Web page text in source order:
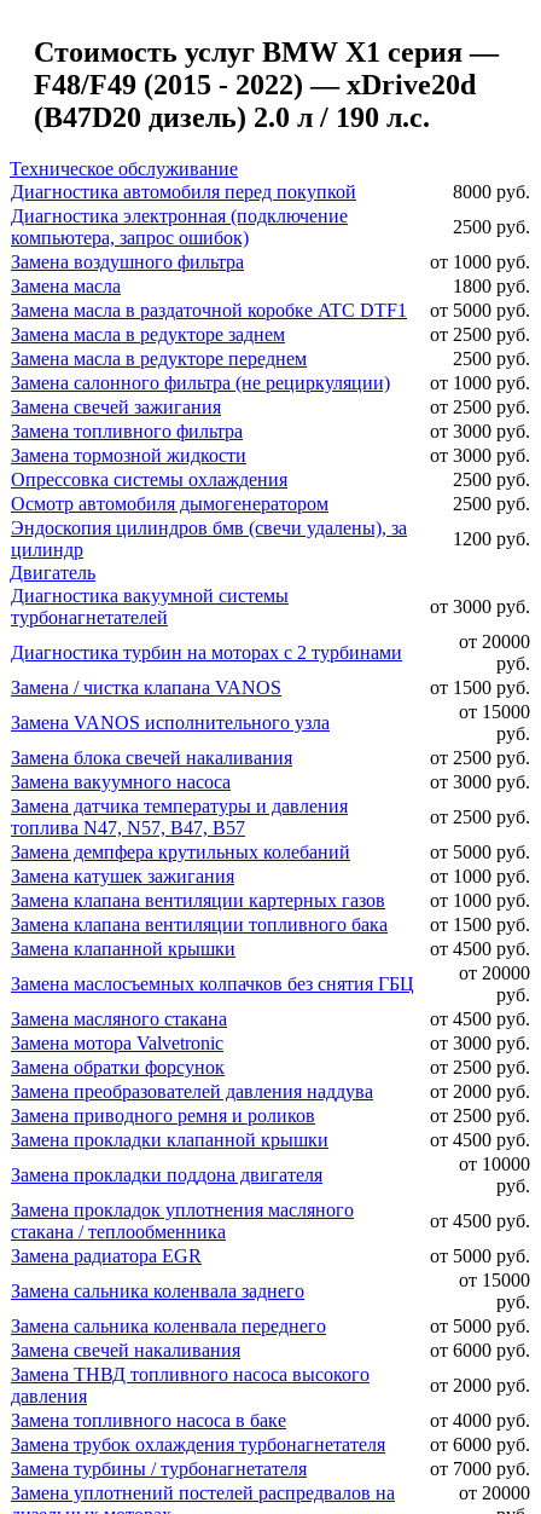
Стоимость услуг BMW X1 серия —
F48/F49 (2015 - 2022) — xDrive20d
(B47D20 дизель) 2.0 л / 190 л.с.
Техническое обслуживание
Диагностика автомобиля перед покупкой
8000 руб.
Диагностика электронная (подключение
компьютера, запрос ошибок)
2500 руб.
Замена воздушного фильтра
от 1000 руб.
Замена масла
1800 руб.
Замена масла в раздаточной коробке ATC DTF1
от 5000 руб.
Замена масла в редукторе заднем
от 2500 руб.
Замена масла в редукторе переднем
2500 руб.
Замена салонного фильтра (не рециркуляции)
от 1000 руб.
Замена свечей зажигания
от 2500 руб.
Замена топливного фильтра
от 3000 руб.
Замена тормозной жидкости
от 3000 руб.
Опрессовка системы охлаждения
2500 руб.
Осмотр автомобиля дымогенератором
2500 руб.
Эндоскопия цилиндров бмв (свечи удалены), за
цилиндр
1200 руб.
Двигатель
Диагностика вакуумной системы
турбонагнетателей
от 3000 руб.
Диагностика турбин на моторах с 2 турбинами
от 20000
руб.
Замена / чистка клапана VANOS
от 1500 руб.
Замена VANOS исполнительного узла
от 15000
руб.
Замена блока свечей накаливания
от 2500 руб.
Замена вакуумного насоса
от 3000 руб.
Замена датчика температуры и давления
топлива N47, N57, B47, B57
от 2500 руб.
Замена демпфера крутильных колебаний
от 5000 руб.
Замена катушек зажигания
от 1000 руб.
Замена клапана вентиляции картерных газов
от 1000 руб.
Замена клапана вентиляции топливного бака
от 1500 руб.
Замена клапанной крышки
от 4500 руб.
Замена маслосъемных колпачков без снятия ГБЦ
от 20000
руб.
Замена масляного стакана
от 4500 руб.
Замена мотора Valvetronic
от 3000 руб.
Замена обратки форсунок
от 2500 руб.
Замена преобразователей давления наддува
от 2000 руб.
Замена приводного ремня и роликов
от 2500 руб.
Замена прокладки клапанной крышки
от 4500 руб.
Замена прокладки поддона двигателя
от 10000
руб.
Замена прокладок уплотнения масляного
стакана / теплообменника
от 4500 руб.
Замена радиатора EGR
от 5000 руб.
Замена сальника коленвала заднего
от 15000
руб.
Замена сальника коленвала переднего
от 5000 руб.
Замена свечей накаливания
от 6000 руб.
Замена ТНВД топливного насоса высокого
давления
от 2000 руб.
Замена топливного насоса в баке
от 4000 руб.
Замена трубок охлаждения турбонагнетателя
от 6000 руб.
Замена турбины / турбонагнетателя
от 7000 руб.
Замена уплотнений постелей распредвалов на
от 20000